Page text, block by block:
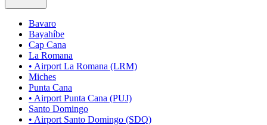
Bavaro
Bayahíbe
Cap Cana
La Romana
• Airport La Romana (LRM)
Miches
Punta Cana
• Airport Punta Cana (PUJ)
Santo Domingo
• Airport Santo Domingo (SDQ)